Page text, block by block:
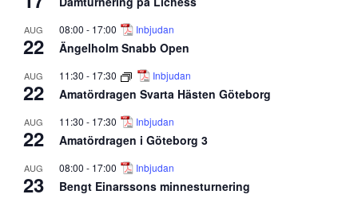
AUG
22
08:00 - 17:00 Inbjudan
Ängelholm Snabb Open
AUG
22
11:30 - 17:30 Inbjudan
Amatördragen Svarta Hästen Göteborg
AUG
22
11:30 - 17:30 Inbjudan
Amatördragen i Göteborg 3
AUG
23
08:00 - 17:00 Inbjudan
Bengt Einarssons minnesturnering